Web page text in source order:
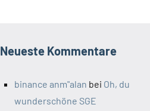
Neueste Kommentare
binance anm"alan bei Oh, du
wunderschöne SGE